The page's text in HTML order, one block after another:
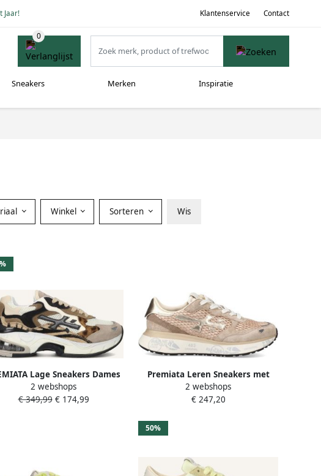
Jaar! Klantenservice Contact
Sneakers Merken Inspiratie
Winkel Sorteren Wis
Lage Sneakers Dames
Sharky-d Maat: 37 Materiaal:
Suède Kleur: Beige
2 webshops
€ 349,99€ 174,99
Premiata Leren Sneakers met
Logo Vetersluiting
2 webshops
€ 247,20
50%